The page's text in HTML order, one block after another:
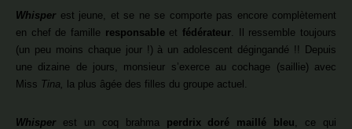
Whisper est jeune, et se ne se comporte pas encore complètement
en chef de famille responsableetfédérateur . Il ressemble toujours
(un peu moins chaque jour !) à un adolescent dégingandé !! Depuis
une dizaine de jours, monsieur s’exerce au cochage (saillie) avec
Miss Tina, la plus âgée des filles du groupe actuel.
Whisper est un coq brahma perdrix doré maillé bleu , ce qui